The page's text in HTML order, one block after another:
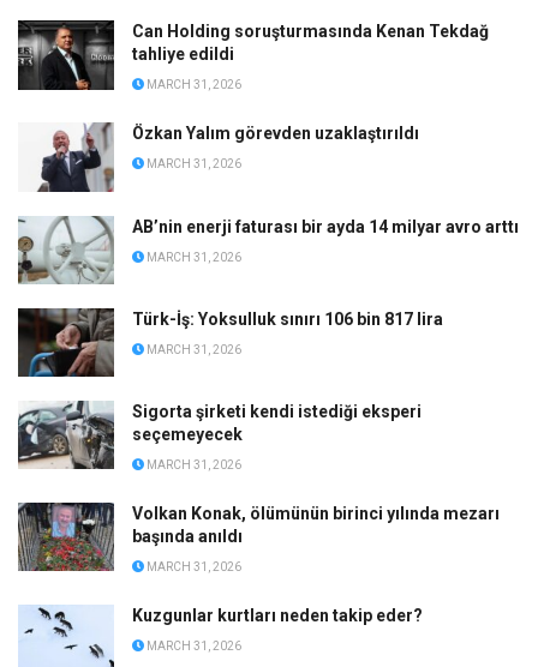
Can Holding soruşturmasında Kenan Tekdağ
tahliye edildi
MARCH 31, 2026
Özkan Yalım görevden uzaklaştırıldı
MARCH 31, 2026
AB’nin enerji faturası bir ayda 14 milyar avro arttı
MARCH 31, 2026
Türk-İş: Yoksulluk sınırı 106 bin 817 lira
MARCH 31, 2026
Sigorta şirketi kendi istediği eksperi
seçemeyecek
MARCH 31, 2026
Volkan Konak, ölümünün birinci yılında mezarı
başında anıldı
MARCH 31, 2026
Kuzgunlar kurtları neden takip eder?
MARCH 31, 2026